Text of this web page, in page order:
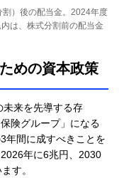
割）後の配当金。2024年度
は、株式分割前の配当金
めの資本政策
未来を先導する存
険グループ」になる
年間に成すべきことを
年に6兆円、2030
す。